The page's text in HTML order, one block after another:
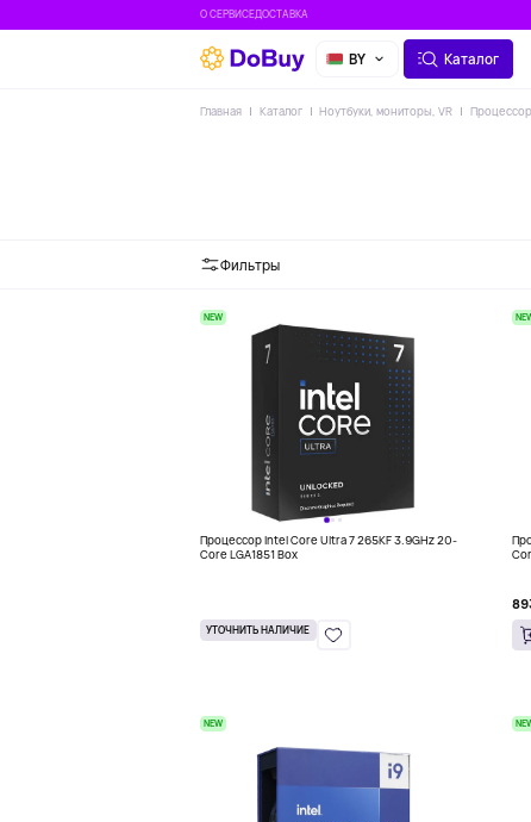
О СЕРВИСЕДОСТАВКА
BY Каталог
Главная Каталог Ноутбуки, мониторы, VR
Фильтры
NEW
Процессор Intel Core Ultra 7 265KF 3.9GHz 20-
Core LGA1851 Box
УТОЧНИТЬ НАЛИЧИЕ
NEW